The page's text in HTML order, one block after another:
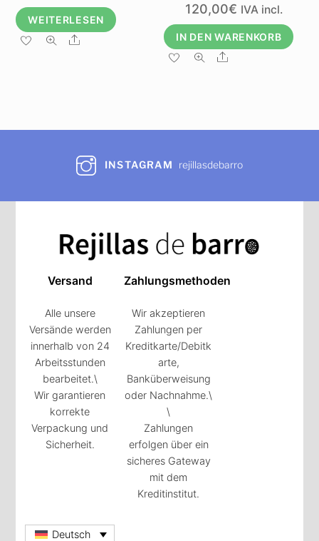
WEITERLESEN
Share
120,00€ IVA incl.
IN DEN WARENKORB
Share
INSTAGRAM rejillasdebarro
Versand
Alle unsere
Versände werden
innerhalb von 24
Arbeitsstunden
bearbeitet.\
Wir garantieren
korrekte
Verpackung und
Sicherheit.
Zahlungsmethoden
Wir akzeptieren
Zahlungen per
Kreditkarte/Debitk
arte,
Banküberweisung
oder Nachnahme.\
\
Zahlungen
erfolgen über ein
sicheres Gateway
mit dem
Kreditinstitut.
Deutsch